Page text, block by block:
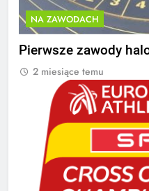
NA ZAWODACH
Pierwsze zawody
2 miesiące temu